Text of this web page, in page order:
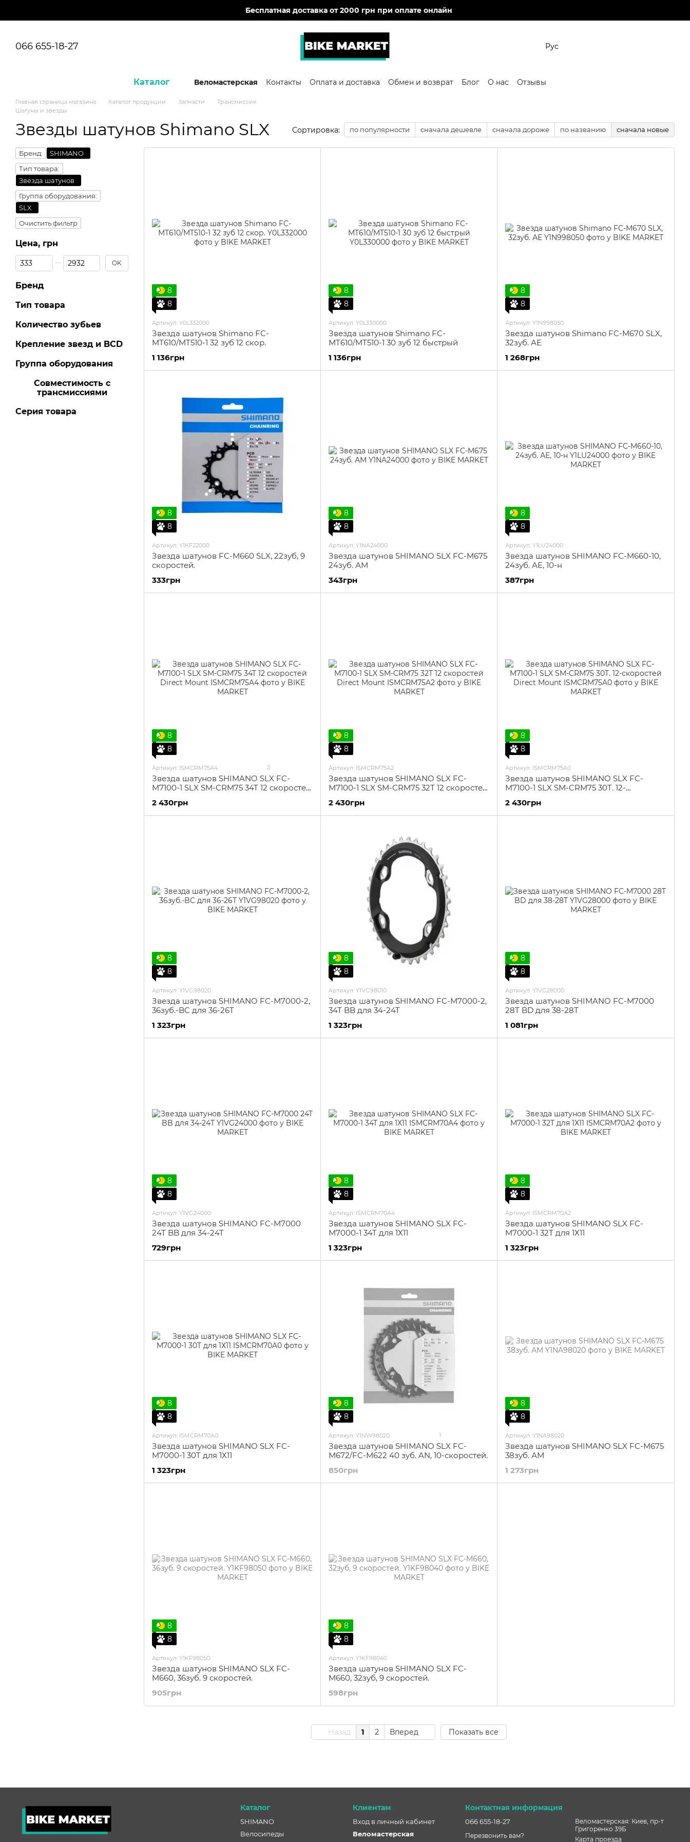
Бесплатная доставка от 2000 грн при оплате онлайн
066 655-18-27 Рус
Каталог Веломастерская Контакты Оплата и доставка Обмен и возврат Блог О нас Отзывы
Главная страница магазина Каталог продукции Запчасти
Трансмиссия
Шатуны и звезды
Звезды шатунов Shimano SLX Сортировка: по популярности сначала дешевле сначала дороже по названию сначала новые
8
8
Артикул: Y0L332000
Звезда шатунов Shimano FC-
MT610/MT510-1 32 зуб 12 скор.
1 136грн
8
8
Артикул: Y0L330000
Звезда шатунов Shimano FC-
MT610/MT510-1 30 зуб 12 быстрый
1 136грн
8
8
Артикул: Y1N998050
Звезда шатунов Shimano FC-M670 SLX,
32зуб. АЕ
1 268грн
8
8
Артикул: Y1KF22000
Звезда шатунов FC-M660 SLX, 22зуб, 9
скоростей.
333грн
8
8
Артикул: Y1NA24000
Звезда шатунов SHIMANO SLX FC-M675
24зуб. АМ
343грн
8
8
Артикул: Y1LU24000
Звезда шатунов SHIMANO FC-M660-10,
24зуб. АЕ, 10-н
387грн
8
8
Артикул: ISMCRM75A4 2
Звезда шатунов SHIMANO SLX FC-
M7100-1 SLX SM-CRM75 34T 12 скоростей
2 430грн
8
8
Артикул: ISMCRM75A2
Звезда шатунов SHIMANO SLX FC-
M7100-1 SLX SM-CRM75 32T 12 скоростей
2 430грн
8
8
Артикул: ISMCRM75A0
Звезда шатунов SHIMANO SLX FC-
M7100-1 SLX SM-CRM75 30T. 12-
2 430грн
8
8
Артикул: Y1VG98020
Звезда шатунов SHIMANO FC-M7000-2,
36зуб.-BC для 36-26T
1 323грн
8
8
Артикул: Y1VG98010
Звезда шатунов SHIMANO FC-M7000-2,
34T BB для 34-24T
1 323грн
8
8
Артикул: Y1VG28000
Звезда шатунов SHIMANO FC-M7000
28T BD для 38-28T
1 081грн
8
8
Артикул: Y1VG24000
Звезда шатунов SHIMANO FC-M7000
24T BB для 34-24T
729грн
8
8
Артикул: ISMCRM70A4
Звезда шатунов SHIMANO SLX FC-
M7000-1 34T для 1Х11
1 323грн
8
8
Артикул: ISMCRM70A2
Звезда шатунов SHIMANO SLX FC-
M7000-1 32T для 1Х11
1 323грн
8
8
Артикул: ISMCRM70A0
Звезда шатунов SHIMANO SLX FC-
M7000-1 30T для 1Х11
1 323грн
8
8
Артикул: Y1NW98020 1
Звезда шатунов SHIMANO SLX FC-
M672/FC-M622 40 зуб. AN, 10-скоростей.
850грн
8
8
Артикул: Y1NA98020
Звезда шатунов SHIMANO SLX FC-M675
38зуб. АМ
1 273грн
8
8
Артикул: Y1KF98050
Звезда шатунов SHIMANO SLX FC-
M660, 36зуб. 9 скоростей.
905грн
8
8
Артикул: Y1KF98040
Звезда шатунов SHIMANO SLX FC-
M660, 32зуб, 9 скоростей.
598грн
Назад 1 2 Вперед Показать все
Бренд:
SHIMANO
Тип товара:
Звезда шатунов
Группа оборудования:
SLX
Очистить фильтр
Цена, грн
От Цена, грн
До Цена, грн OK
Бренд
Тип товара
Количество зубьев
Крепление звезд и BCD
Группа оборудования
Совместимость с
трансмиссиями
Серия товара
Каталог
SHIMANO
Велосипеды
Клиентам
Вход в личный кабинет
Веломастерская
Контактная информация
066 655-18-27
Перезвонить вам?
Веломастерская: Киев, пр-т
Григоренко 39Б
Карта проезда